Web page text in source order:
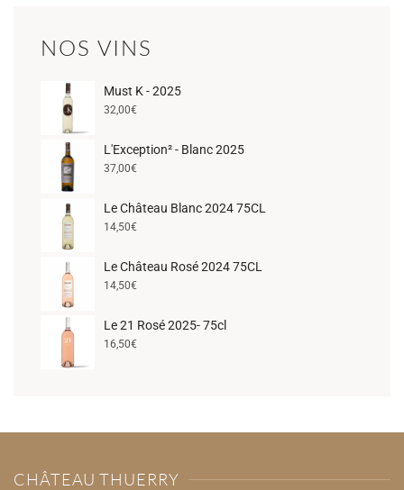
NOS VINS
Must K - 2025
32,00€
L'Exception² - Blanc 2025
37,00€
Le Château Blanc 2024 75CL
14,50€
Le Château Rosé 2024 75CL
14,50€
Le 21 Rosé 2025- 75cl
16,50€
CHÂTEAU THUERRY